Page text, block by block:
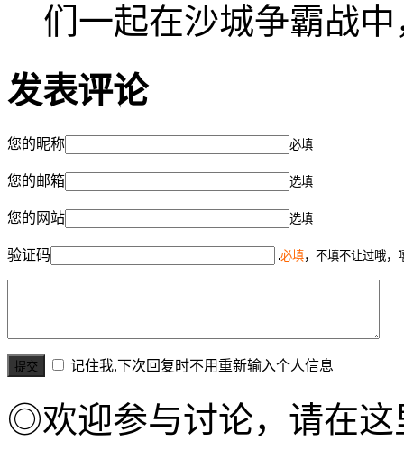
们一起在沙城争霸战
发表评论
您的昵称 必填
您的邮箱 选填
您的网站 选填
验证码 必填，不填不让过哦，
记住我,下次回复时不用重新输入个人信息
◎欢迎参与讨论，请在这